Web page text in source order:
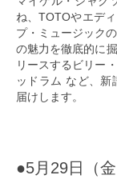
ね、TOTOやエデ
プ・ミュージック
の魅力を徹底的に
リースするビリー
ッドラム など、新
届けします。
●5月29日（